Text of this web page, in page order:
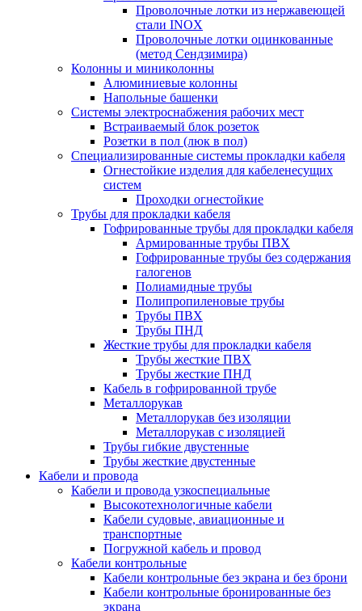
Проволочные лотки из нержавеющей
стали INOX
Проволочные лотки оцинкованные
(метод Сендзимира)
Колонны и миниколонны
Алюминиевые колонны
Напольные башенки
Системы электроснабжения рабочих мест
Встраиваемый блок розеток
Розетки в пол (люк в пол)
Специализированные системы прокладки кабеля
Огнестойкие изделия для кабеленесущих
систем
Проходки огнестойкие
Трубы для прокладки кабеля
Гофрированные трубы для прокладки кабеля
Армированные трубы ПВХ
Гофрированные трубы без содержания
галогенов
Полиамидные трубы
Полипропиленовые трубы
Трубы ПВХ
Трубы ПНД
Жесткие трубы для прокладки кабеля
Трубы жесткие ПВХ
Трубы жесткие ПНД
Кабель в гофрированной трубе
Металлорукав
Металлорукав без изоляции
Металлорукав с изоляцией
Трубы гибкие двустенные
Трубы жесткие двустенные
Кабели и провода
Кабели и провода узкоспециальные
Высокотехнологичные кабели
Кабели судовые, авиационные и
транспортные
Погружной кабель и провод
Кабели контрольные
Кабели контрольные без экрана и без брони
Кабели контрольные бронированные без
экрана